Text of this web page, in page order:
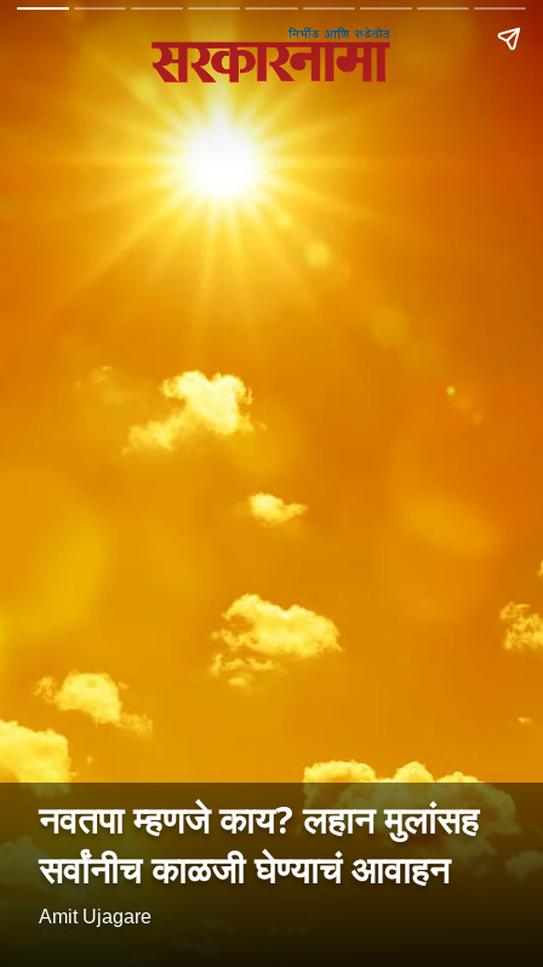
नवतपा म्हणजे काय? लहान मुलांसह
सर्वांनीच काळजी घेण्याचं आवाहन
Amit Ujagare